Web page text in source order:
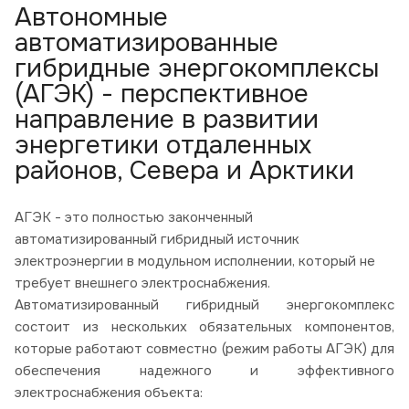
Автономные
автоматизированные
гибридные энергокомплексы
(АГЭК) - перспективное
направление в развитии
энергетики отдаленных
районов, Севера и Арктики
АГЭК - это полностью законченный
автоматизированный гибридный источник
электроэнергии в модульном исполнении, который не
требует внешнего электроснабжения.
Автоматизированный гибридный энергокомплекс
состоит из нескольких обязательных компонентов,
которые работают совместно (режим работы АГЭК) для
обеспечения надежного и эффективного
электроснабжения объекта: